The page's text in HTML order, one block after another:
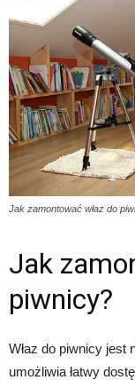
Jak zamontować właz do
Jak
piwnicy?
Właz do piwnicy
umożliwia łatwy